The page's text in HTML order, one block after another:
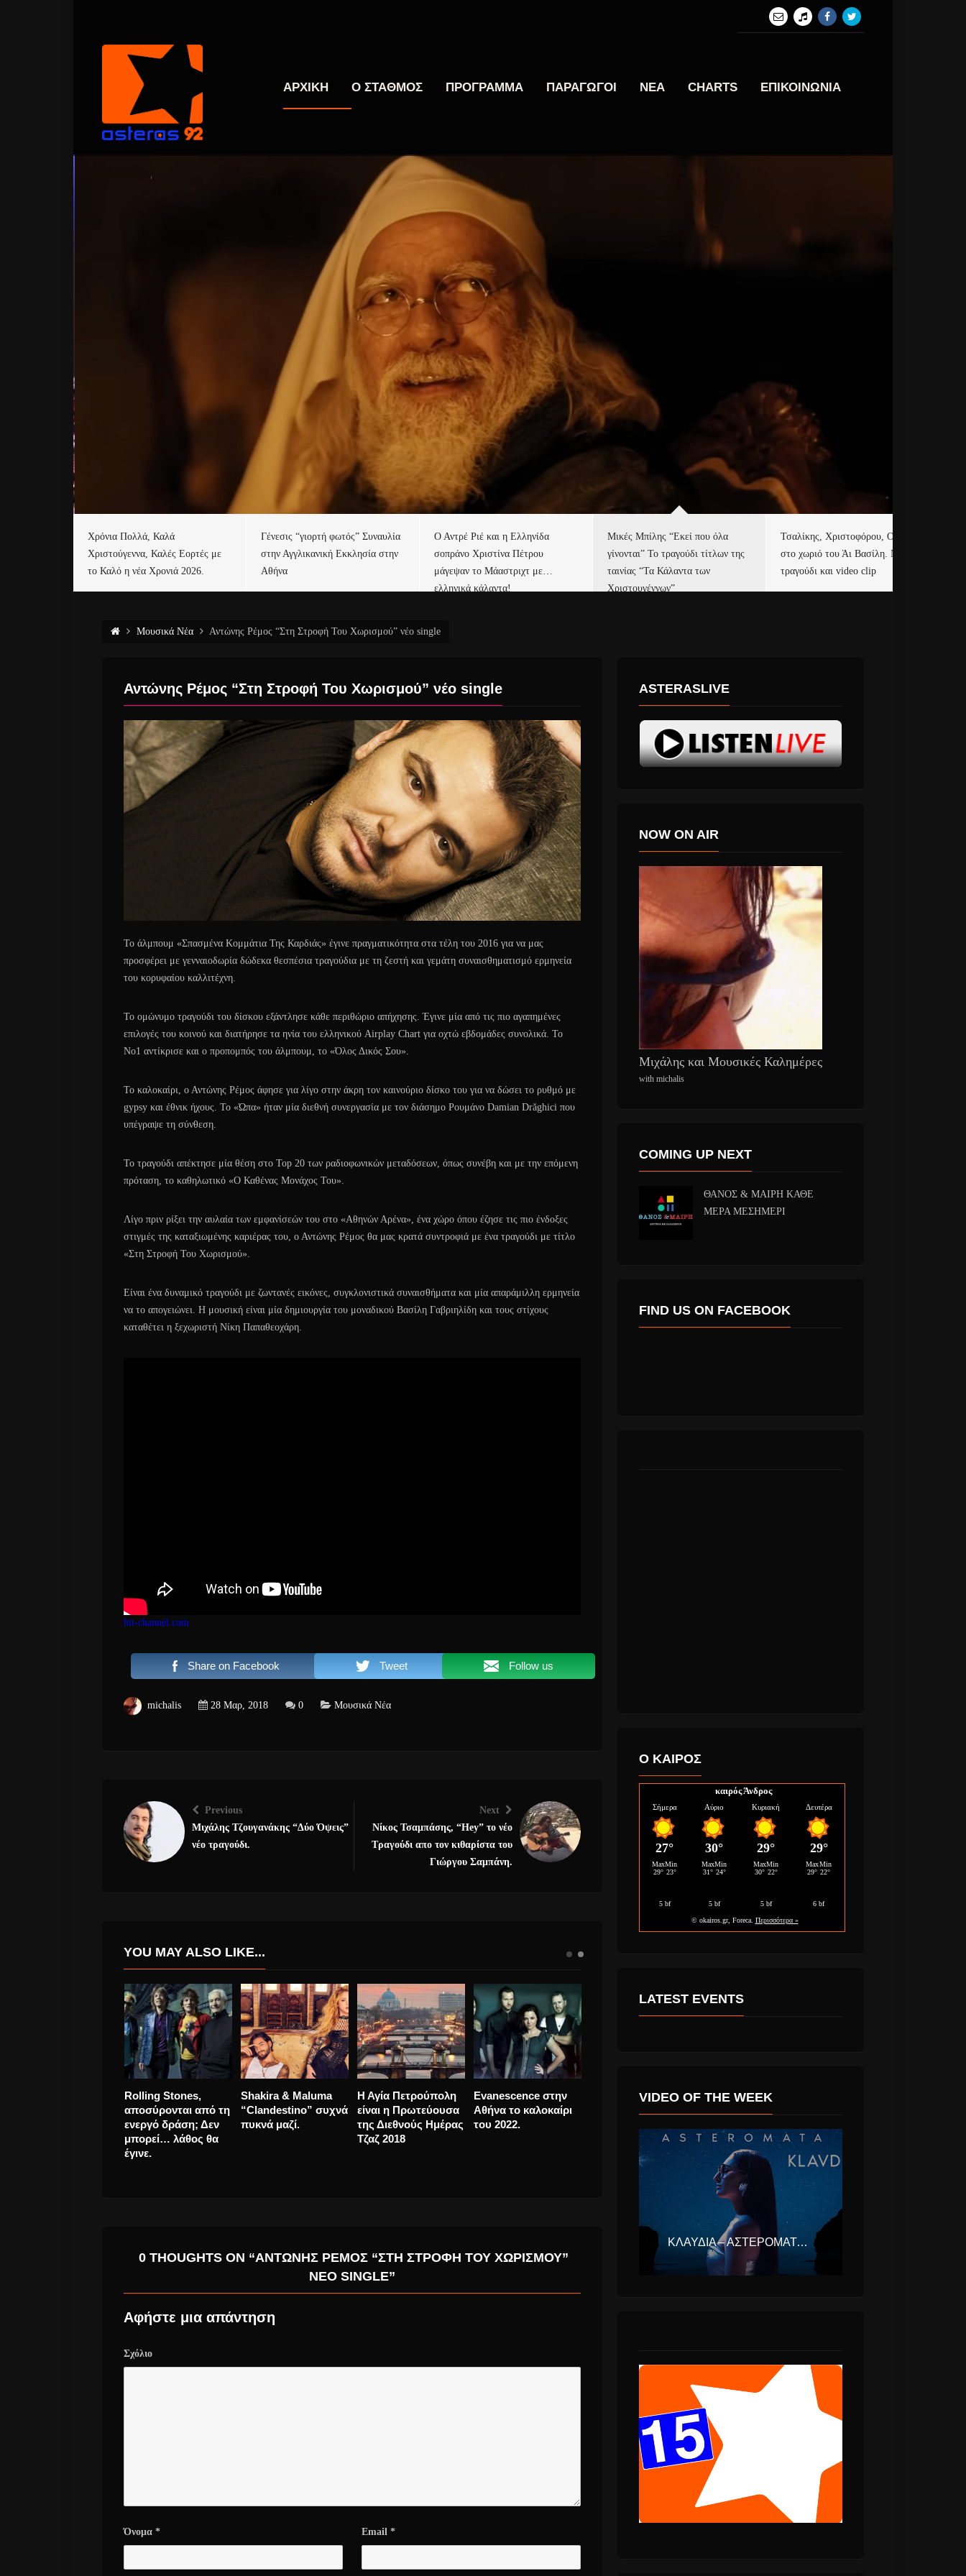
ΑΡΧΙΚΗ Ο ΣΤΑΘΜΟΣ ΠΡΟΓΡΑΜΜΑ ΠΑΡΑΓΩΓΟΙ ΝΕΑ CHARTS ΕΠΙΚΟΙΝΩΝΙΑ
Χρόνια Πολλά, Καλά
Χριστούγεννα, Καλές Εορτές με
το Καλό η νέα Χρονιά 2026.
Γένεσις “γιορτή φωτός” Συναυλία
στην Αγγλικανική Εκκλησία στην
Αθήνα
Ο Αντρέ Ριέ και η Ελληνίδα
σοπράνο Χριστίνα Πέτρου
μάγεψαν το Μάαστριχτ με…
ελληνικά κάλαντα!
Μικές Μπίλης “Εκεί που όλα
γίνονται” Το τραγούδι τίτλων της
ταινίας “Τα Κάλαντα των
Χριστουγέννων”
Τσαλίκης, Χριστοφόρου, ONE
στο χωριό του Άι Βασίλη. Νέο
τραγούδι και video clip
Μουσικά Νέα Αντώνης Ρέμος “Στη Στροφή Του Χωρισμού” νέο single
Αντώνης Ρέμος “Στη Στροφή Του Χωρισμού” νέο single
Το άλμπουμ «Σπασμένα Κομμάτια Της Καρδιάς» έγινε πραγματικότητα στα τέλη του 2016 για να μας
προσφέρει με γενναιοδωρία δώδεκα θεσπέσια τραγούδια με τη ζεστή και γεμάτη συναισθηματισμό ερμηνεία
του κορυφαίου καλλιτέχνη.
Το ομώνυμο τραγούδι του δίσκου εξάντλησε κάθε περιθώριο απήχησης. Έγινε μία από τις πιο αγαπημένες
επιλογές του κοινού και διατήρησε τα ηνία του ελληνικού Airplay Chart για οχτώ εβδομάδες συνολικά. Το
Νο1 αντίκρισε και ο προπομπός του άλμπουμ, το «Όλος Δικός Σου».
Το καλοκαίρι, ο Αντώνης Ρέμος άφησε για λίγο στην άκρη τον καινούριο δίσκο του για να δώσει το ρυθμό με
gypsy και έθνικ ήχους. Το «Ώπα» ήταν μία διεθνή συνεργασία με τον διάσημο Ρουμάνο Damian Drăghici που
υπέγραψε τη σύνθεση.
Το τραγούδι απέκτησε μία θέση στο Top 20 των ραδιοφωνικών μεταδόσεων, όπως συνέβη και με την επόμενη
πρόταση, το καθηλωτικό «Ο Καθένας Μονάχος Του».
Λίγο πριν ρίξει την αυλαία των εμφανίσεών του στο «Αθηνών Αρένα», ένα χώρο όπου έζησε τις πιο ένδοξες
στιγμές της καταξιωμένης καριέρας του, ο Αντώνης Ρέμος θα μας κρατά συντροφιά με ένα τραγούδι με τίτλο
«Στη Στροφή Του Χωρισμού».
Είναι ένα δυναμικό τραγούδι με ζωντανές εικόνες, συγκλονιστικά συναισθήματα και μία απαράμιλλη ερμηνεία
να το απογειώνει. Η μουσική είναι μία δημιουργία του μοναδικού Βασίλη Γαβριηλίδη και τους στίχους
καταθέτει η ξεχωριστή Νίκη Παπαθεοχάρη.
hit-channel.com
Share on Facebook Tweet Follow us
michalis 28 Μαρ, 2018 0 Μουσικά Νέα
Previous
Μιχάλης Τζουγανάκης “Δύο Όψεις”
νέο τραγούδι.
Next
Νίκος Τσαμπάσης, “Hey” το νέο
Τραγούδι απο τον κιθαρίστα του
Γιώργου Σαμπάνη.
YOU MAY ALSO LIKE...
Ελένη Χατζίδου “Δε
Θα Πας Πιο Πέρα”
νέο τραγούδι.
Ελεονόρα Μανόνα
παρουσιάζει το
πρώτο της single
Rolling Stones,
αποσύρονται από τη
ενεργό δράση; Δεν
μπορεί… λάθος θα
Shakira & Maluma
“Clandestino” συχνά
πυκνά μαζί.
Η Αγία Πετρούπολη
Evanescence στην
0 THOUGHTS ON “ΑΝΤΏΝΗΣ ΡΈΜΟΣ “ΣΤΗ ΣΤΡΟΦΉ ΤΟΥ ΧΩΡΙΣΜΟΎ”
ΝΈΟ SINGLE”
Αφήστε μια απάντηση
Σχόλιο
Όνομα * Email *
ASTERASLIVE
NOW ON AIR
Μιχάλης και Μουσικές Καλημέρες
with michalis
COMING UP NEXT
ΘΑΝΟΣ & ΜΑΙΡΗ ΚΑΘΕ
ΜΕΡΑ ΜΕΣΗΜΕΡΙ
FIND US ON FACEBOOK
Ο ΚΑΙΡΟΣ
καιρός Άνδρος
LATEST EVENTS
VIDEO OF THE WEEK
ΚΛΑΥΔΊΑ – ΑΣΤΕΡΟΜΆΤΑ (EUROVISION ΕΛΛΆΔΑ 2025)